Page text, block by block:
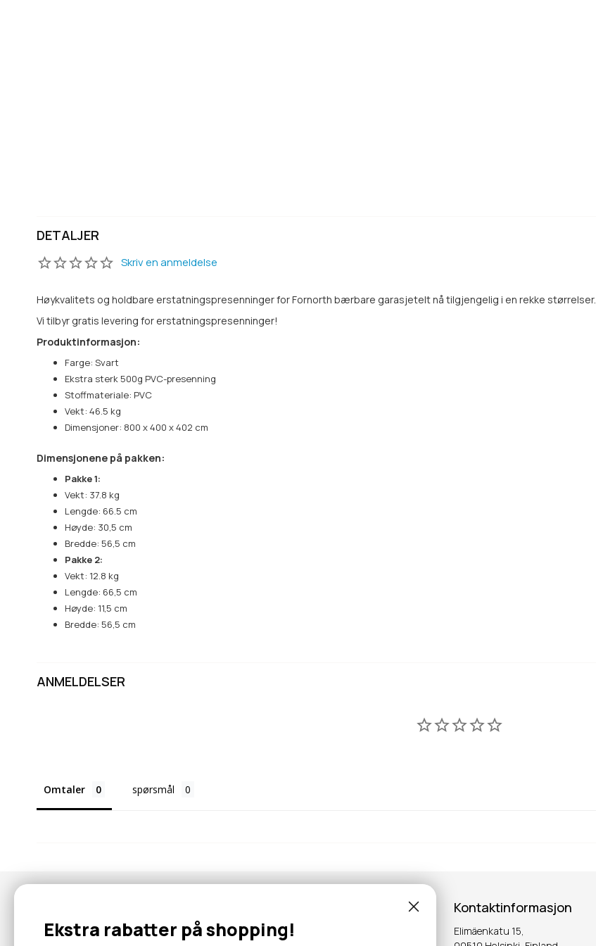
DETALJER
Skriv en anmeldelse
Høykvalitets og holdbare erstatningspresenninger for Fornorth bærbare garasjetelt nå tilgjengelig i en rekke størrelser.
Vi tilbyr gratis levering for erstatningspresenninger!
Produktinformasjon:
Farge: Svart
Ekstra sterk 500g PVC-presenning
Stoffmateriale: PVC
Vekt: 46.5 kg
Dimensjoner: 800 x 400 x 402 cm
Dimensjonene på pakken:
Pakke 1:
Vekt: 37.8 kg
Lengde: 66.5 cm
Høyde: 30,5 cm
Bredde: 56,5 cm
Pakke 2:
Vekt: 12.8 kg
Lengde: 66,5 cm
Høyde: 11,5 cm
Bredde: 56,5 cm
ANMELDELSER
Omtaler spørsmål
Abonner for å motta tilbud og informasjon om nye produkter!
Kontaktinformasjon
Elimäenkatu 15,
Ekstra rabatter på shopping!